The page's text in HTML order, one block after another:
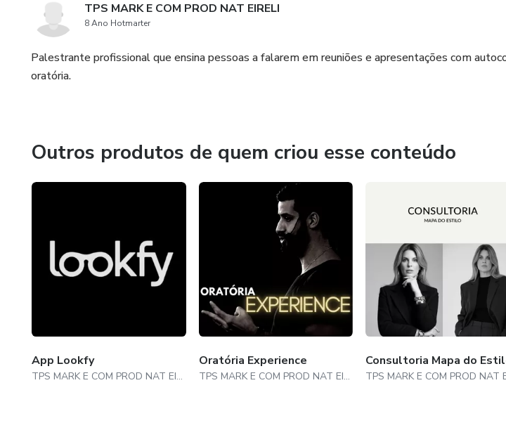
TPS MARK E COM PROD NAT EIRELI
8 Ano Hotmarter
Palestrante profissional que ensina pessoas a falarem em reuniões e apresentações com
oratória.
Outros produtos de quem criou esse conteúdo
App Lookfy
TPS MARK E COM PROD NAT EIRELI
Oratória Experience
TPS MARK E COM PROD NAT EIRELI
Consultoria Mapa do